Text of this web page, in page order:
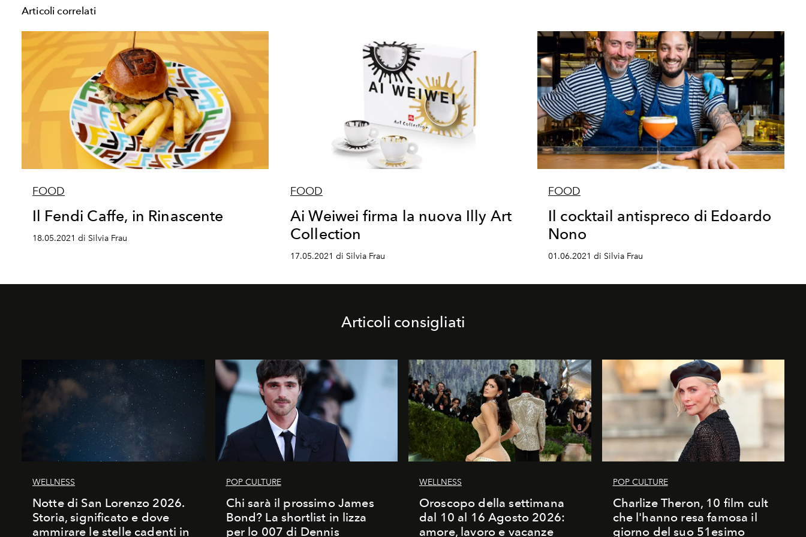
Articoli correlati
FOOD
Il Fendi Caffe, in Rinascente
18.05.2021 di Silvia Frau
FOOD
Ai Weiwei firma la nuova Illy Art
Collection
17.05.2021 di Silvia Frau
FOOD
Il cocktail antispreco di Edoardo
Nono
01.06.2021 di Silvia Frau
Articoli consigliati
WELLNESS
Notte di San Lorenzo 2026.
Storia, significato e dove
ammirare le stelle cadenti in
POP CULTURE
Chi sarà il prossimo James
Bond? La shortlist in lizza
per lo 007 di Dennis
WELLNESS
Oroscopo della settimana
dal 10 al 16 Agosto 2026:
amore, lavoro e vacanze
POP CULTURE
Charlize Theron, 10 film cult
che l'hanno resa famosa il
giorno del suo 51esimo